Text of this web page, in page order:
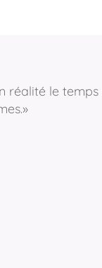
réalité le